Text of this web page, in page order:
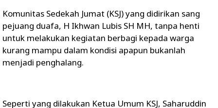
Komunitas Sedekah Jumat (KSJ) yang didirikan sang
pejuang duafa, H Ikhwan Lubis SH MH, tanpa henti
untuk melakukan kegiatan berbagi kepada warga
kurang mampu dalam kondisi apapun bukanlah
menjadi penghalang.
Seperti yang dilakukan Ketua Umum KSJ, Saharuddin